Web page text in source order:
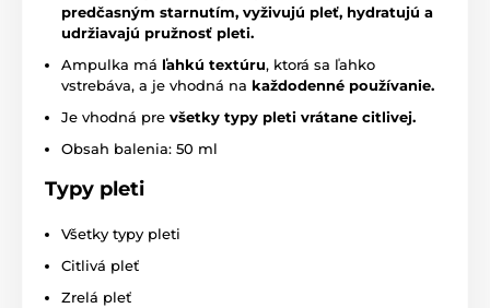
predčasným starnutím, vyživujú pleť, hydratujú a
udržiavajú pružnosť pleti.
Ampulka má ľahkú textúru, ktorá sa ľahko
vstrebáva, a je vhodná na každodenné používanie.
Je vhodná pre všetky typy pleti vrátane citlivej.
Obsah balenia: 50 ml
Typy pleti
Všetky typy pleti
Citlivá pleť
Zrelá pleť